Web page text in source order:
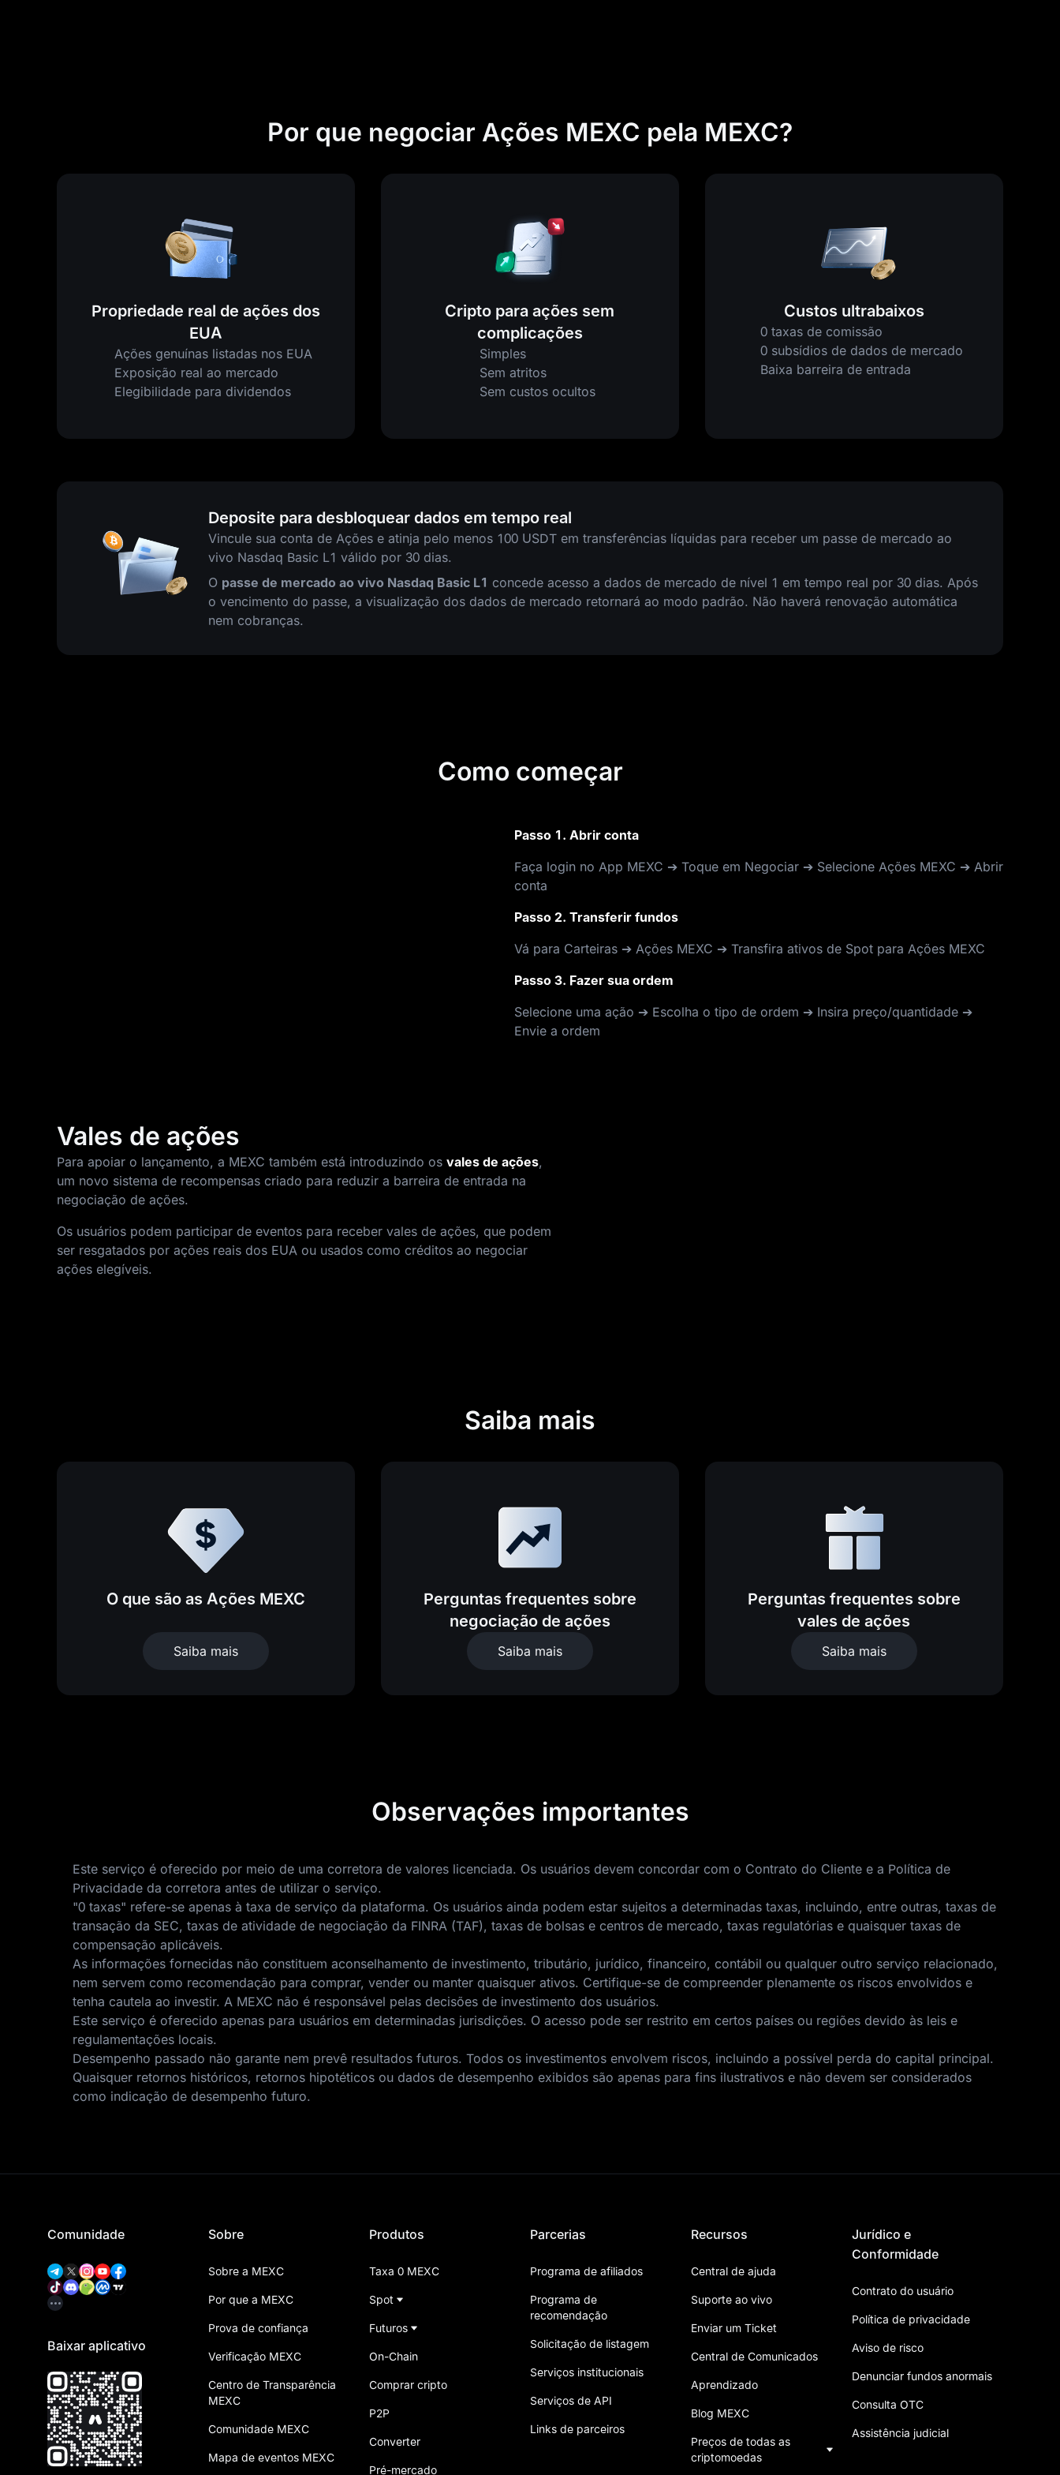
Por que negociar Ações MEXC pela MEXC?
Propriedade real de ações dos
EUA
Ações genuínas listadas nos EUA
Exposição real ao mercado
Elegibilidade para dividendos
Cripto para ações sem
complicações
Simples
Sem atritos
Sem custos ocultos
Custos ultrabaixos
0 taxas de comissão
0 subsídios de dados de mercado
Baixa barreira de entrada
Deposite para desbloquear dados em tempo real
Vincule sua conta de Ações e atinja pelo menos 100 USDT em transferências líquidas para receber um passe de mercado ao
vivo Nasdaq Basic L1 válido por 30 dias.
O passe de mercado ao vivo Nasdaq Basic L1 concede acesso a dados de mercado de nível 1 em tempo real por 30 dias. Após
o vencimento do passe, a visualização dos dados de mercado retornará ao modo padrão. Não haverá renovação automática
nem cobranças.
Como começar
Passo 1. Abrir conta
Faça login no App MEXC ➔ Toque em Negociar ➔ Selecione Ações MEXC ➔ Abrir
conta
Passo 2. Transferir fundos
Vá para Carteiras ➔ Ações MEXC ➔ Transfira ativos de Spot para Ações MEXC
Passo 3. Fazer sua ordem
Selecione uma ação ➔ Escolha o tipo de ordem ➔ Insira preço/quantidade ➔
Envie a ordem
Vales de ações
Para apoiar o lançamento, a MEXC também está introduzindo os vales de ações,
um novo sistema de recompensas criado para reduzir a barreira de entrada na
negociação de ações.
Os usuários podem participar de eventos para receber vales de ações, que podem
ser resgatados por ações reais dos EUA ou usados como créditos ao negociar
ações elegíveis.
Saiba mais
O que são as Ações MEXC
Saiba mais
Perguntas frequentes sobre
negociação de ações
Saiba mais
Perguntas frequentes sobre
vales de ações
Saiba mais
Observações importantes
Este serviço é oferecido por meio de uma corretora de valores licenciada. Os usuários devem concordar com o Contrato do Cliente e a Política de
Privacidade da corretora antes de utilizar o serviço.
"0 taxas" refere-se apenas à taxa de serviço da plataforma. Os usuários ainda podem estar sujeitos a determinadas taxas, incluindo, entre outras, taxas de
transação da SEC, taxas de atividade de negociação da FINRA (TAF), taxas de bolsas e centros de mercado, taxas regulatórias e quaisquer taxas de
compensação aplicáveis.
As informações fornecidas não constituem aconselhamento de investimento, tributário, jurídico, financeiro, contábil ou qualquer outro serviço relacionado,
nem servem como recomendação para comprar, vender ou manter quaisquer ativos. Certifique-se de compreender plenamente os riscos envolvidos e
tenha cautela ao investir. A MEXC não é responsável pelas decisões de investimento dos usuários.
Este serviço é oferecido apenas para usuários em determinadas jurisdições. O acesso pode ser restrito em certos países ou regiões devido às leis e
regulamentações locais.
Desempenho passado não garante nem prevê resultados futuros. Todos os investimentos envolvem riscos, incluindo a possível perda do capital principal.
Quaisquer retornos históricos, retornos hipotéticos ou dados de desempenho exibidos são apenas para fins ilustrativos e não devem ser considerados
como indicação de desempenho futuro.
Comunidade
Baixar aplicativo
Sobre
Sobre a MEXC
Por que a MEXC
Prova de confiança
Verificação MEXC
Centro de Transparência
MEXC
Comunidade MEXC
Mapa de eventos MEXC
Produtos
Taxa 0 MEXC
Spot
Futuros
On-Chain
Comprar cripto
P2P
Converter
Pré-mercado
Parcerias
Programa de afiliados
Programa de
recomendação
Solicitação de listagem
Serviços institucionais
Serviços de API
Links de parceiros
Recursos
Central de ajuda
Suporte ao vivo
Enviar um Ticket
Central de Comunicados
Aprendizado
Blog MEXC
Preços de todas as
criptomoedas
Jurídico e
Conformidade
Contrato do usuário
Política de privacidade
Aviso de risco
Denunciar fundos anormais
Consulta OTC
Assistência judicial